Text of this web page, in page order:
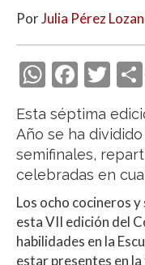
PorJulia Pérez
W
at
s
A
p
p
F
ac
e
b
o
o
k
T
w
itt
er
Esta séptima
Año se ha
semifinales,
celebradas en
Los ocho cocineros
esta VII edición del
habilidades en la
estar presentes en